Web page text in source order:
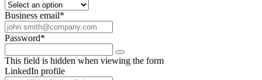
Business email*
Password*
This field is hidden when viewing the form
LinkedIn profile